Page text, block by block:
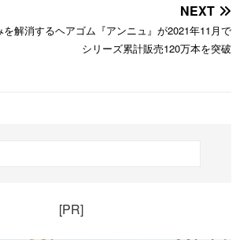
NEXT
解消するヘアゴム『アンニュ』が2021年11月で
シリーズ累計販売120万本を突破
[PR]